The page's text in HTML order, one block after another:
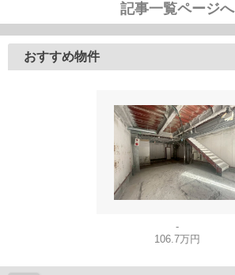
記事一覧ページへ
おすすめ物件
-
106.7万円